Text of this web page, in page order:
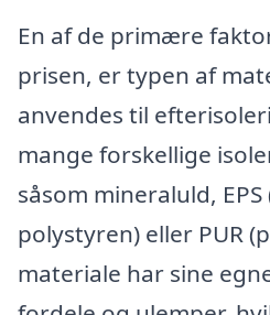
En af de primære
prisen, er typen af
anvendes til
mange forskellige
såsom mineraluld,
polystyren) eller PUR
materiale har sine